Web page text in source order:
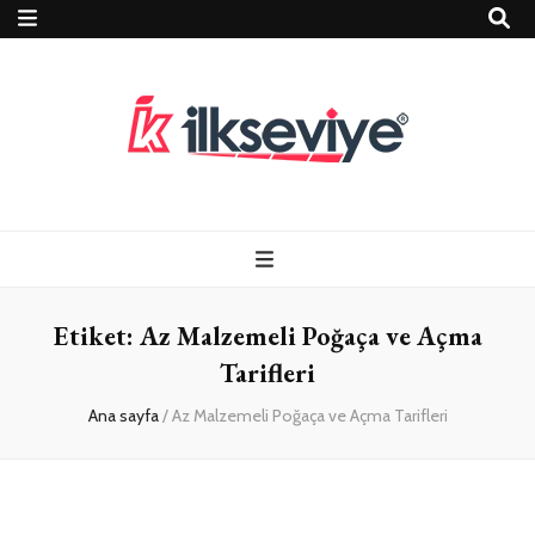
ve Travel – Tur
Rehberi
Etiket: Az Malzemeli Poğaça ve Açma
Tarifleri
Ana sayfa/Az Malzemeli Poğaça ve Açma Tarifleri